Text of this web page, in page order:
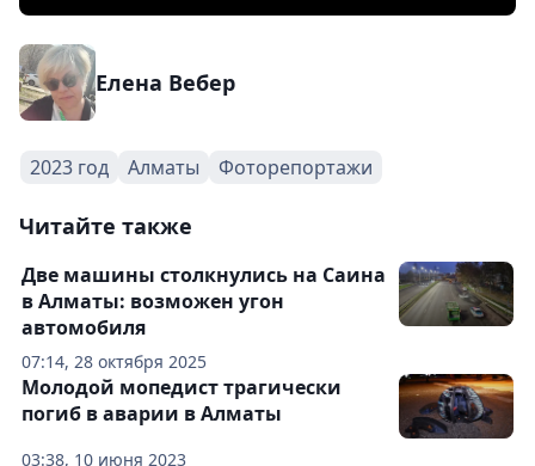
Елена Вебер
2023 год Алматы Фоторепортажи
Читайте также
07:14, 28 октября 2025
Две машины столкнулись на Саина
в Алматы: возможен угон
автомобиля
03:38, 10 июня 2023
Молодой мопедист трагически
погиб в аварии в Алматы